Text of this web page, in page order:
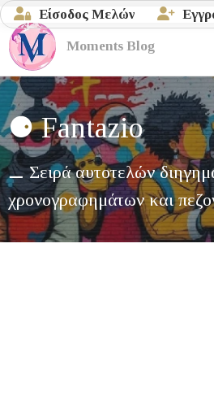
Είσοδος Μελών
Moments Blog
⚈ Fantazio
⚊ Σειρά αυτοτελών
χρονογραφημάτων και